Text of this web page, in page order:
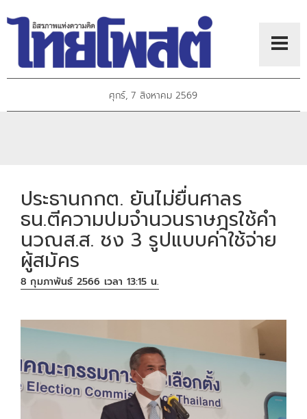
ศุกร์, 7 สิงหาคม 2569
ประธานกกต. ยันไม่ยื่นศาลร
ธน.ตีความปมจำนวนราษฎรใช้คำ
นวณส.ส. ชง 3 รูปแบบค่าใช้จ่าย
ผู้สมัคร
8 กุมภาพันธ์ 2566 เวลา 13:15 น.